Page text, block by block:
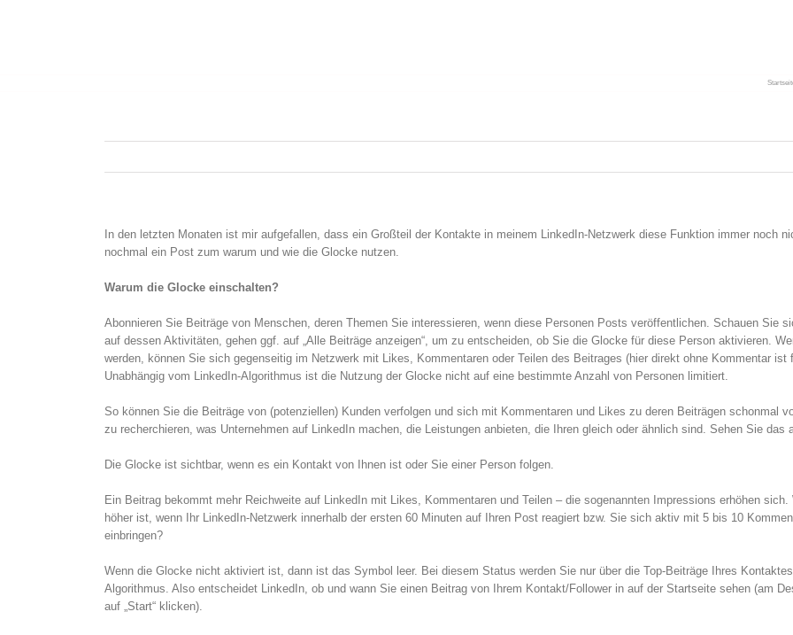
In den letzten Monaten ist mir aufgefallen, dass ein Großteil der Kontakte in meinem LinkedIn-Netzwerk diese Funktion immer noch
nochmal ein Post zum warum und wie die Glocke nutzen.
Warum die Glocke einschalten?
Abonnieren Sie Beiträge von Menschen, deren Themen Sie interessieren, wenn diese Personen Posts veröffentlichen. Schauen Sie
auf dessen Aktivitäten, gehen ggf. auf „Alle Beiträge anzeigen“, um zu entscheiden, ob Sie die Glocke für diese Person aktivieren.
werden, können Sie sich gegenseitig im Netzwerk mit Likes, Kommentaren oder Teilen des Beitrages (hier direkt ohne Kommentar
Unabhängig vom LinkedIn-Algorithmus ist die Nutzung der Glocke nicht auf eine bestimmte Anzahl von Personen limitiert.
So können Sie die Beiträge von (potenziellen) Kunden verfolgen und sich mit Kommentaren und Likes zu deren Beiträgen schonmal
zu recherchieren, was Unternehmen auf LinkedIn machen, die Leistungen anbieten, die Ihren gleich oder ähnlich sind. Sehen Sie das
Die Glocke ist sichtbar, wenn es ein Kontakt von Ihnen ist oder Sie einer Person folgen.
Ein Beitrag bekommt mehr Reichweite auf LinkedIn mit Likes, Kommentaren und Teilen – die sogenannten Impressions erhöhen
höher ist, wenn Ihr LinkedIn-Netzwerk innerhalb der ersten 60 Minuten auf Ihren Post reagiert bzw. Sie sich aktiv mit 5 bis 10
einbringen?
Wenn die Glocke nicht aktiviert ist, dann ist das Symbol leer. Bei diesem Status werden Sie nur über die Top-Beiträge Ihres
Algorithmus. Also entscheidet LinkedIn, ob und wann Sie einen Beitrag von Ihrem Kontakt/Follower in auf der Startseite sehen (am
auf „Start“ klicken).